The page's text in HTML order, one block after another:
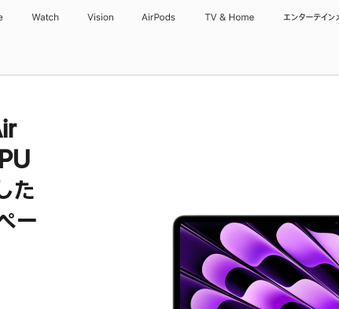
Watch Vision AirPods TV & Home エンターテイン
た
ー